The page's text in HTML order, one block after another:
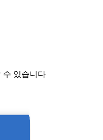
수 있습니다